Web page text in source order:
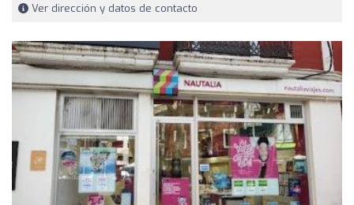
Ver dirección y datos de contacto